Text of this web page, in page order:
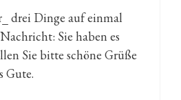
drei Dinge auf einmal
Sie haben es
Sie bitte schöne Grüße
Gute.